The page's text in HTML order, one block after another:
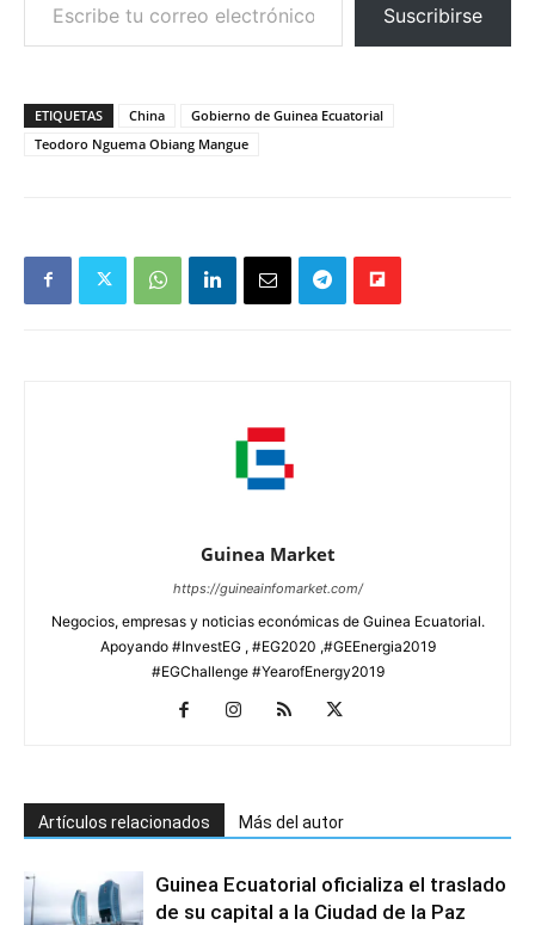
Suscribirse
ETIQUETAS China
Gobierno de Guinea Ecuatorial
Teodoro Nguema Obiang Mangue
Guinea Market
https://guineainfomarket.com/
Negocios, empresas y noticias económicas de Guinea Ecuatorial.
Apoyando #InvestEG , #EG2020 ,#GEEnergia2019
#EGChallenge #YearofEnergy2019
Artículos relacionados Más del autor
Guinea Ecuatorial oficializa el traslado
de su capital a la Ciudad de la Paz